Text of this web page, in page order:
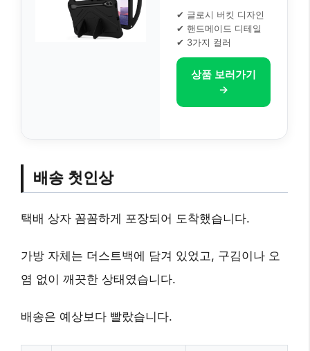
✔ 글로시 버킷 디자인
✔ 핸드메이드 디테일
✔ 3가지 컬러
상품 보러가기
→
배송 첫인상
택배 상자 꼼꼼하게 포장되어 도착했습니다.
가방 자체는 더스트백에 담겨 있었고, 구김이나 오
염 없이 깨끗한 상태였습니다.
배송은 예상보다 빨랐습니다.